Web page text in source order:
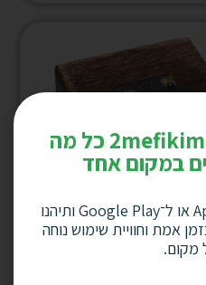
האפליקציה של 2mefikim כל מה
במקום אחד
הורידו עכשיו ל־App Store או ל־Google Play ותיהנו
אמת וחוויית שימוש נוחה
מקום.